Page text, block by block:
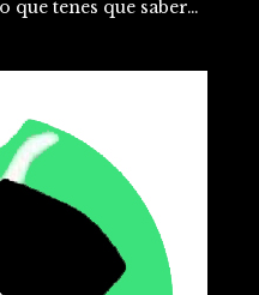
que tenes que saber…